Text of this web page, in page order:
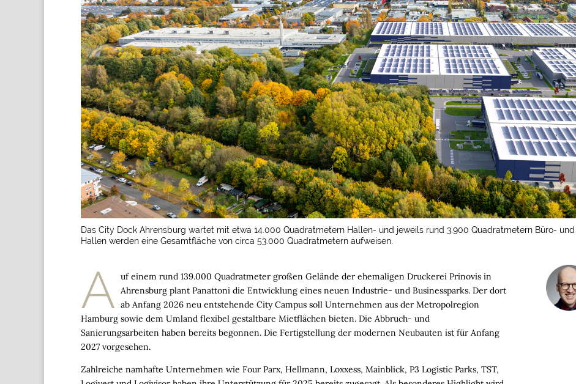
Das City Dock Ahrensburg wartet mit etwa 14.000 Quadratmetern Hallen- und jeweils rund 3.900 Quadratmetern Büro-
Hallen werden eine Gesamtfläche von circa 53.000 Quadratmetern aufweisen.
A uf einem rund 139.000 Quadratmeter großen Gelände der ehemaligen Druckerei Prinovis in
Ahrensburg plant Panattoni die Entwicklung eines neuen Industrie- und Businessparks. Der dort
ab Anfang 2026 neu entstehende City Campus soll Unternehmen aus der Metropolregion
Hamburg sowie dem Umland flexibel gestaltbare Mietflächen bieten. Die Abbruch- und
Sanierungsarbeiten haben bereits begonnen. Die Fertigstellung der modernen Neubauten ist für Anfang
2027 vorgesehen.
Zahlreiche namhafte Unternehmen wie Four Parx, Hellmann, Loxxess, Mainblick, P3 Logistic Parks, TST,